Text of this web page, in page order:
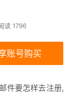
读 1796
账号购买
件要怎样去注册,